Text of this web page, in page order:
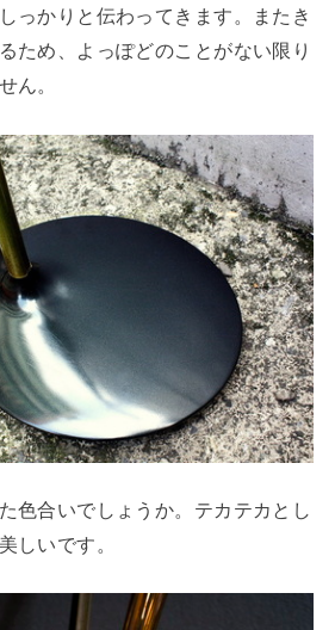
っかりと伝わってきます。またき
ため、よっぽどのことがない限り
ん。
色合いでしょうか。テカテカとし
しいです。